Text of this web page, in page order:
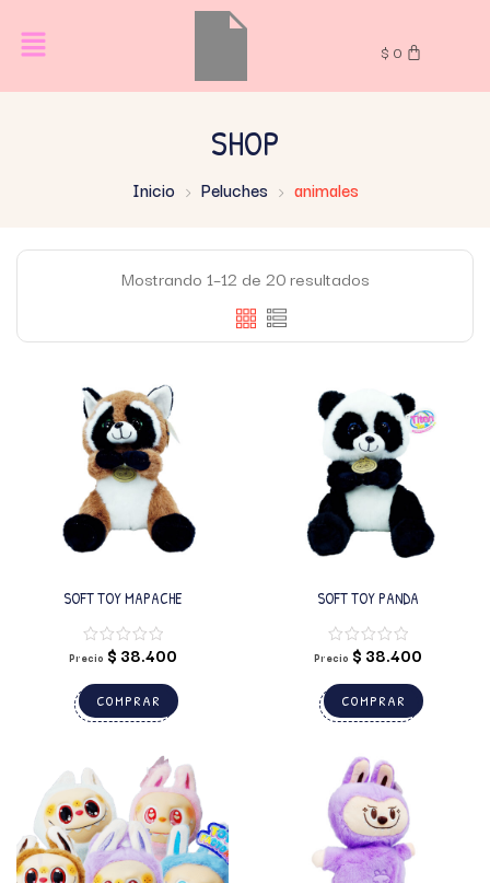
$ 0
SHOP
Inicio Peluches animales
Mostrando 1–12 de 20 resultados
SOFT TOY MAPACHE
Precio $ 38.400
COMPRAR
SOFT TOY PANDA
Precio $ 38.400
COMPRAR